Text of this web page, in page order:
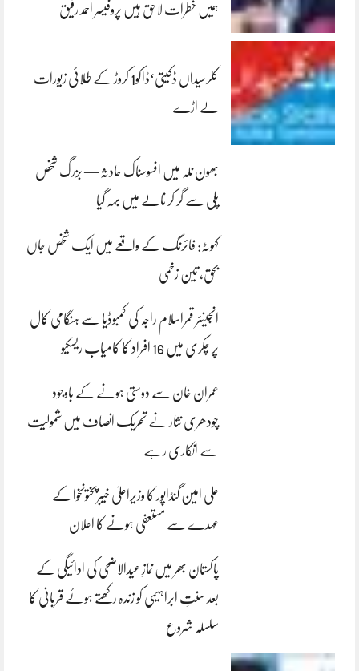
ہمیں خطرات لاحق ہیں پروفیسر احمد رفیق
کلرسیداں ڈکیتی‘ڈاکو1 کروڑ کے طلائی زیورات
لے اڑے
بھون نلہ میں افسوسناک حادثہ — بزرگ شخص
پلی سے گر کر نالے میں بہہ گیا
کہوٹہ: فائرنگ کے واقعے میں ایک شخص جاں
بحق، تین زخمی
انجینئر قمراسلام راجہ کی کمبوڈیا سے ہنگامی کال
پر چکری میں 16 افراد کا کامیاب ریسکیو
عمران خان سے دوستی ہونے کے باوجود
چودھری نثار نے تحریک انصاف میں شمولیت
سے انکاری رہے
علی امین گنڈاپور کا وزیراعلیٰ خیبرپختونخوا کے
عہدے سے مستعفی ہونے کا اعلان
پاکستان بھر میں نمازِ عیدالاضحی کی ادائیگی کے
بعد سنتِ ابراہیمی کو زندہ رکھتے ہوئے قربانی کا
سلسلہ شروع